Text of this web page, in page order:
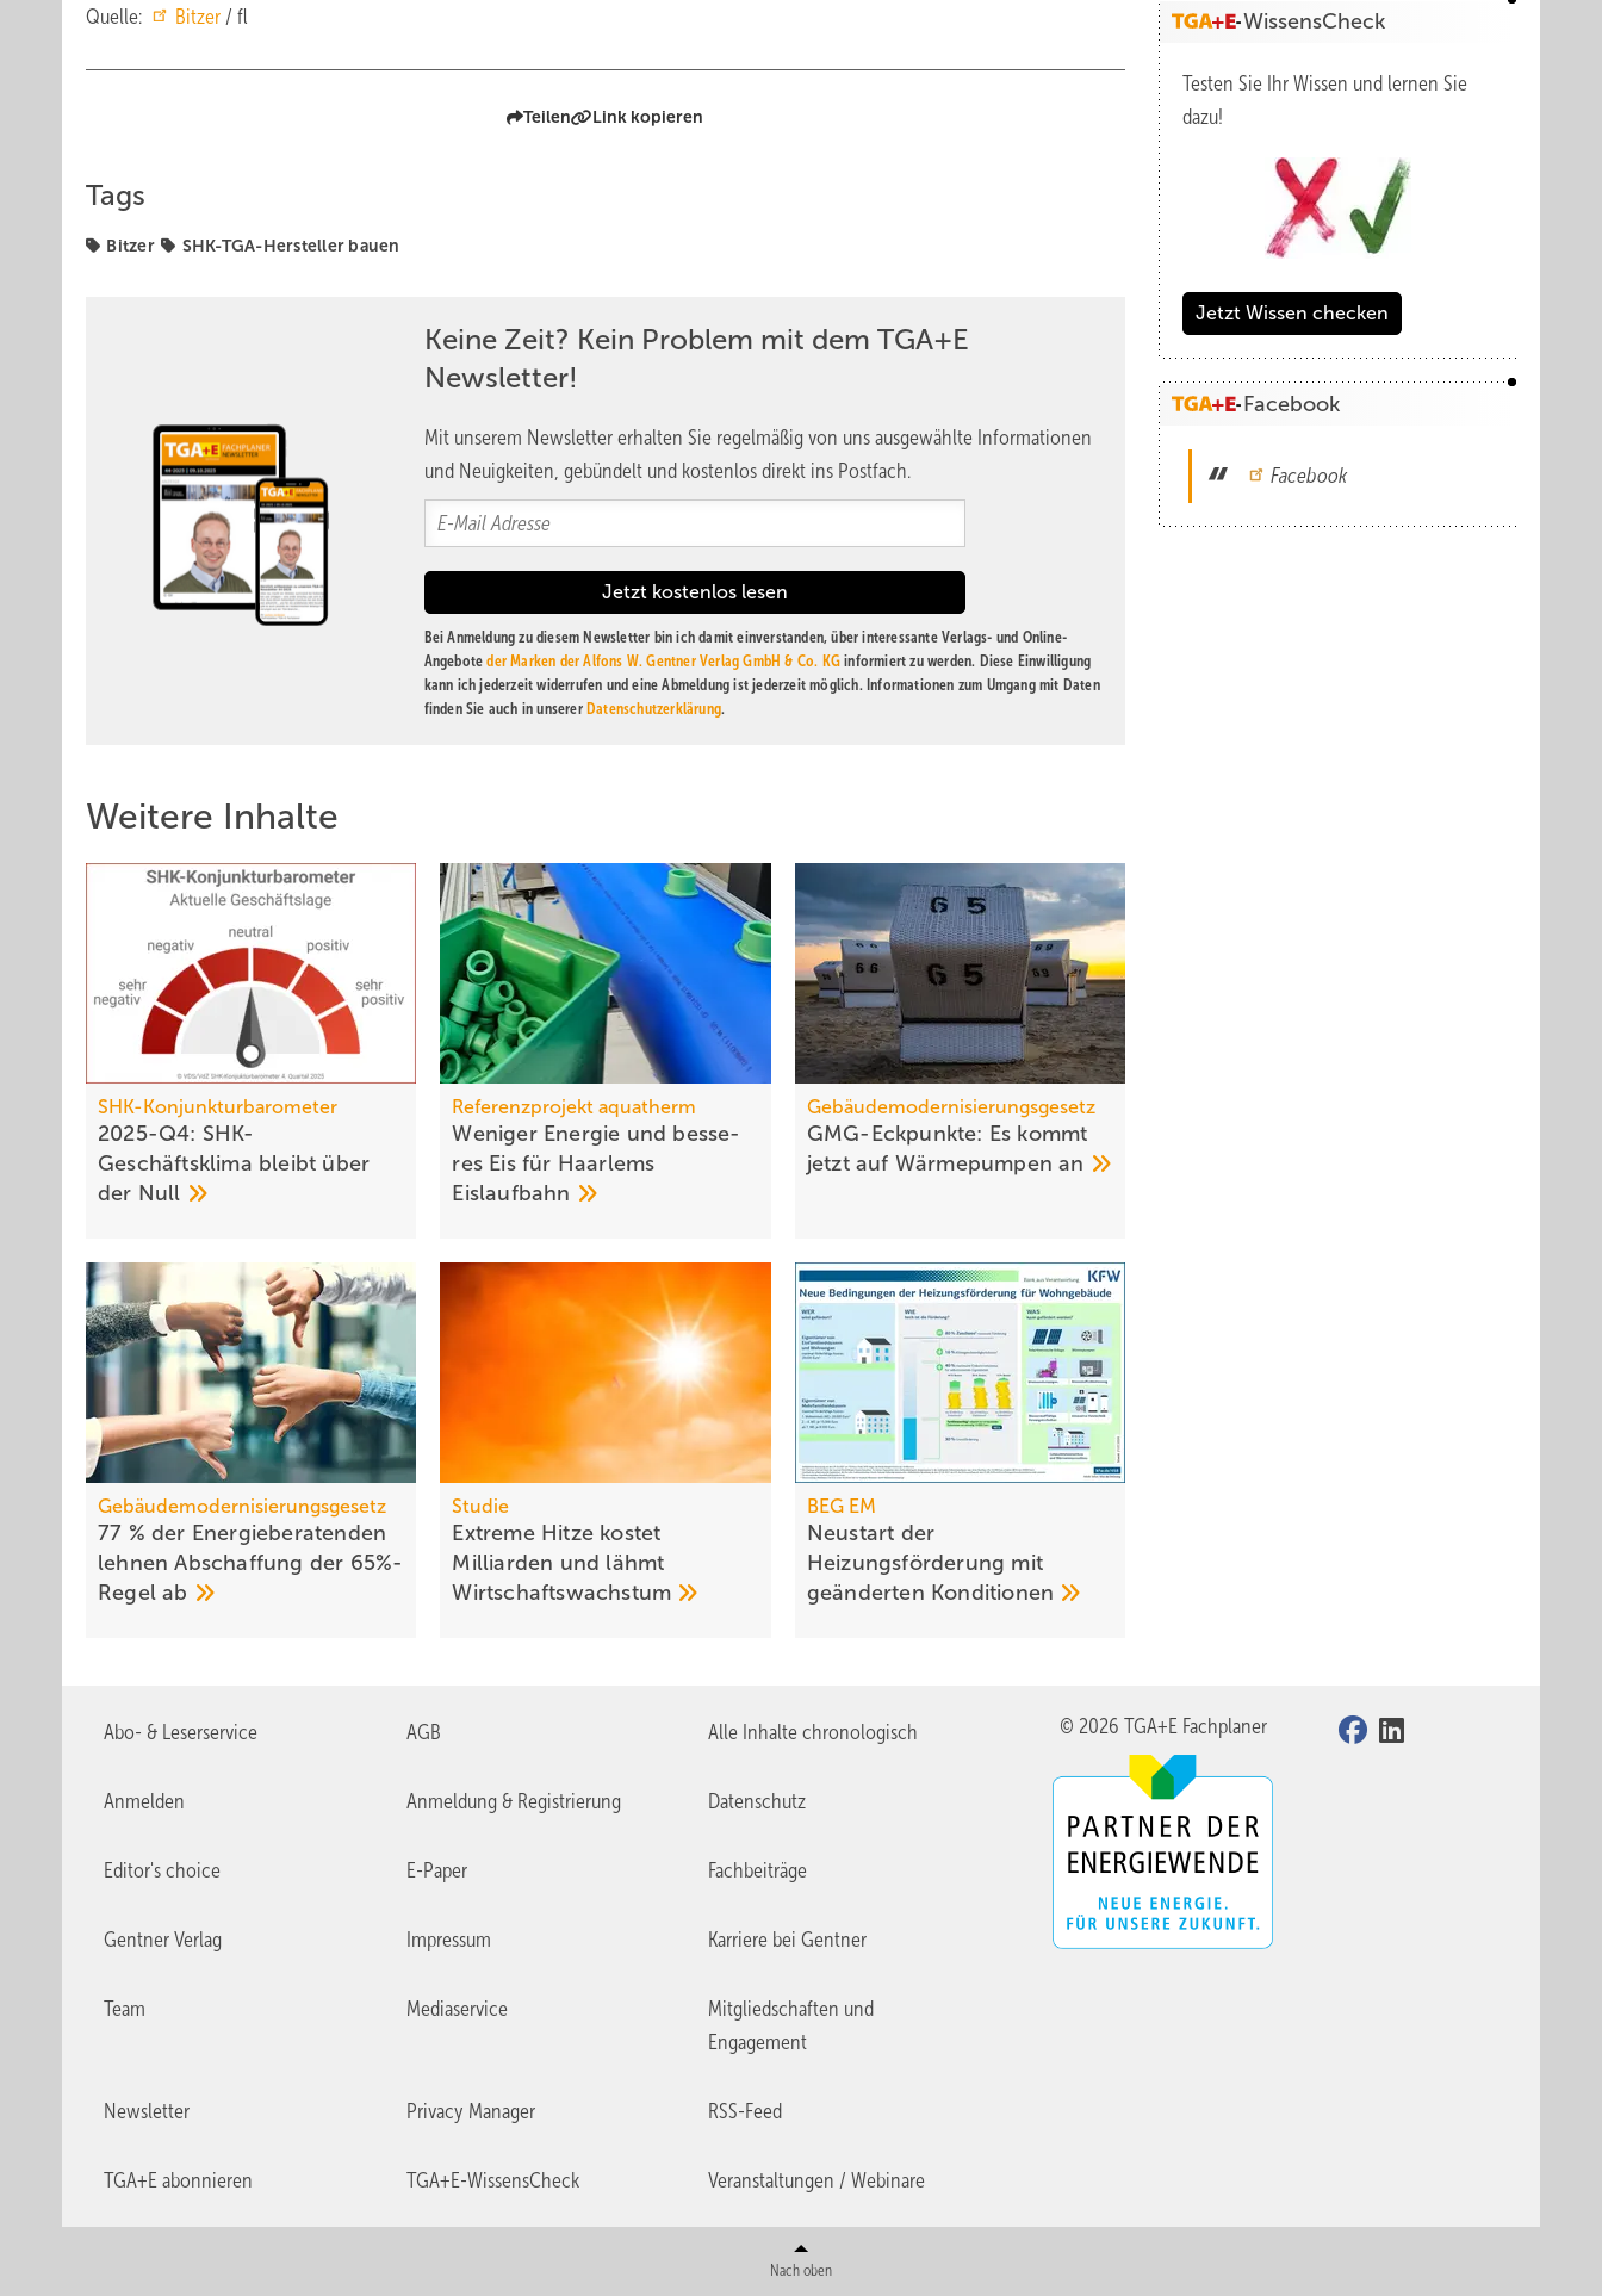
Quelle:
Bitzer / fl
Teilen Link kopieren
Tags
Bitzer SHK-TGA-Hersteller bauen
Keine Zeit? Kein Problem mit dem TGA+E
Newsletter!
Mit unserem Newsletter erhalten Sie regelmäßig von uns ausgewählte Informationen
und Neuigkeiten, gebündelt und kostenlos direkt ins Postfach.
Bei Anmeldung zu diesem Newsletter bin ich damit einverstanden, über interessante Verlags- und Online-
Angeboteder Marken der Alfons W. Gentner Verlag GmbH & Co. KG informiert zu werden. Diese Einwilligung
kann ich jederzeit widerrufen und eine Abmeldung ist jederzeit möglich. Informationen zum Umgang mit Daten
finden Sie auch in unserer Datenschutzerklärung.
Weitere Inhalte
SHK-Konjunkturbarometer
2025-Q4: SHK-
Geschäftsklima bleibt über
der Null
Referenzprojekt aquatherm
Weniger Energie und bes­se­
res Eis für Haar­lems
Eis­lauf­bahn
Gebäudemodernisierungsgesetz
GMG-Eckpunkte: Es kommt
jetzt auf Wärmepumpenan
Gebäudemodernisierungsgesetz
77 % der Energieberatenden
leh­nen Ab­schaf­fung der 65%-
Regelab
Studie
Extreme Hitze kostet
Milliarden und lähmt
Wirt­schafts­wachs­tum
BEG EM
Neustart der
Heizungsförderung mit
geänderten Konditionen
WissensCheck
Testen Sie Ihr Wissen und lernen Sie
dazu!
Jetzt Wissen checken
Facebook
Facebook
Abo- & Leserservice AGB Alle Inhalte chronologisch
Anmelden Anmeldung & Registrierung Datenschutz
Editor's choice E-Paper Fachbeiträge
Gentner Verlag Impressum Karriere bei Gentner
Team Mediaservice
Mitgliedschaften und
Engagement
Newsletter Privacy Manager RSS-Feed
TGA+E abonnieren TGA+E-WissensCheck Veranstaltungen / Webinare
© 2026 TGA+E Fachplaner
Nach oben